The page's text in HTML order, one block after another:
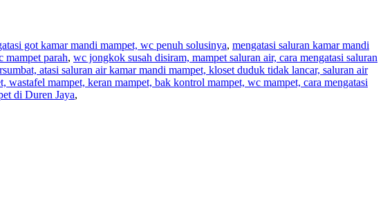
got kamar mandi mampet, wc penuh solusinya, mengatasi saluran kamar mandi
mampet parah, wc jongkok susah disiram, mampet saluran air, cara mengatasi saluran
atasi saluran air kamar mandi mampet, kloset duduk tidak lancar, saluran air
wastafel mampet, keran mampet, bak kontrol mampet, wc mampet, cara mengatasi
di Duren Jaya,